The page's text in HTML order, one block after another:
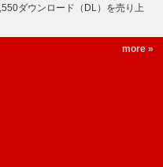
ダウンロード（DL）を売り上
more »